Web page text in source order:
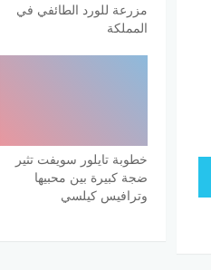
مزرعة للورد الطائفي في
المملكة
خطوبة تايلور سويفت تثير
ضجة كبيرة بين محبيها
وترافيس كيلسي